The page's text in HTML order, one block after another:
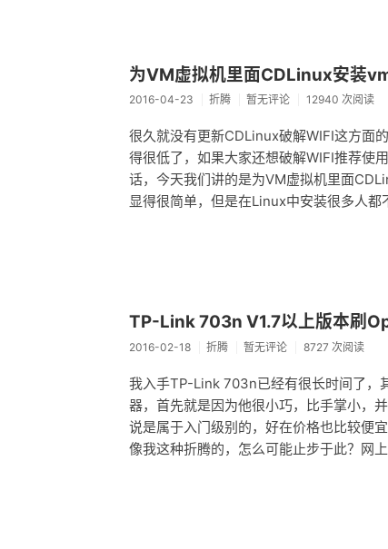
为VM虚拟机里面CDLinux安装
2016-04-23 折腾 暂无评论 12940 次阅读
很久就没有更新CDLinux破解WIFI这方面
得很低了，如果大家还想破解WIFI推荐使
话，今天我们讲的是为VM虚拟机里面
显得很简单，但是在Linux中安装很多人都
TP-Link 703n V1.7以上版本刷
2016-02-18 折腾 暂无评论 8727 次阅读
我入手TP-Link 703n已经有很长时间了，
器，首先就是因为他很小巧，比手掌小，
说是属于入门级别的，好在价格也比较便
像我这种折腾的，怎么可能止步于此？网